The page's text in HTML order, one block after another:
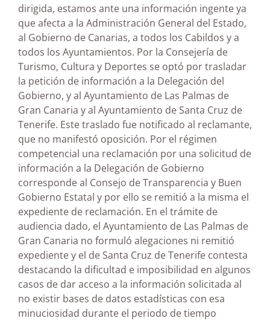
dirigida, estamos ante una información ingente ya
que afecta a la Administración General del Estado,
al Gobierno de Canarias, a todos los Cabildos y a
todos los Ayuntamientos. Por la Consejería de
Turismo, Cultura y Deportes se optó por trasladar
la petición de información a la Delegación del
Gobierno, y al Ayuntamiento de Las Palmas de
Gran Canaria y al Ayuntamiento de Santa Cruz de
Tenerife. Este traslado fue notificado al reclamante,
que no manifestó oposición. Por el régimen
competencial una reclamación por una solicitud de
información a la Delegación de Gobierno
corresponde al Consejo de Transparencia y Buen
Gobierno Estatal y por ello se remitió a la misma el
expediente de reclamación. En el trámite de
audiencia dado, el Ayuntamiento de Las Palmas de
Gran Canaria no formuló alegaciones ni remitió
expediente y el de Santa Cruz de Tenerife contesta
destacando la dificultad e imposibilidad en algunos
casos de dar acceso a la información solicitada al
no existir bases de datos estadísticas con esa
minuciosidad durante el periodo de tiempo